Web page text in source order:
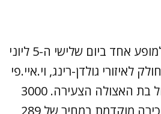
לורד מגיעה לישראל למופע אחד ביום שלישי ה-5 ליוני
לאיזורי גולדן-רינג, וי.איי.פי
וכו וכולם יהיו שווים מול בת האצולה הצעירה. 3000
כרטיסים ראשונים במכירה מוקדמת במחיר של 289